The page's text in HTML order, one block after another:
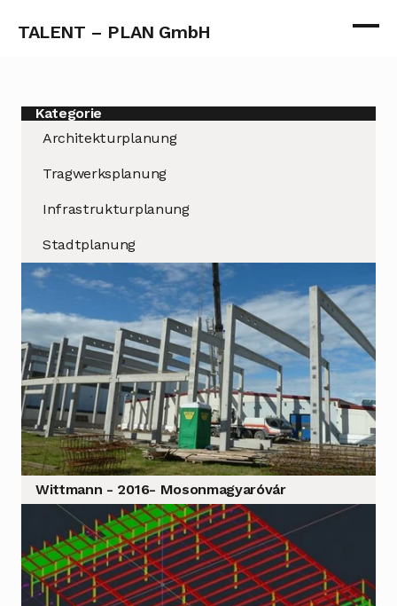
TALENT – PLAN GmbH
Kategorie
Architekturplanung
Tragwerksplanung
Infrastrukturplanung
Stadtplanung
Wittmann - 2016- Mosonmagyaróvár